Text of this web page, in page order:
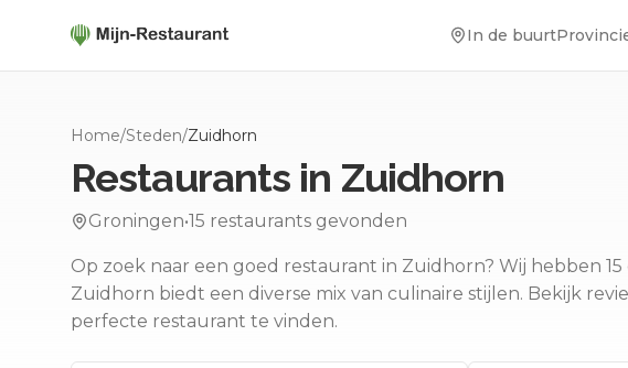
In de buurt
Home/Steden/Zuidhorn
Restaurants in Zuidhorn
Groningen•15 restaurants gevonden
Op zoek naar een goed restaurant in Zuidhorn? Wij hebben
Zuidhorn biedt een diverse mix van culinaire stijlen. Bekijk
perfecte restaurant te vinden.